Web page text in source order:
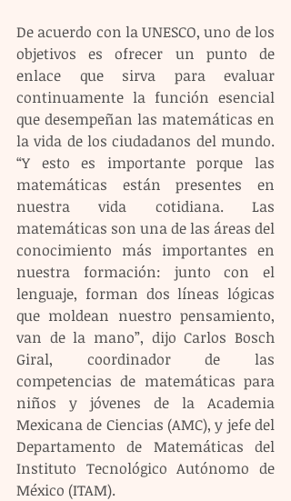
De acuerdo con la UNESCO, uno de los
objetivos es ofrecer un punto de
enlace que sirva para evaluar
continuamente la función esencial
que desempeñan las matemáticas en
la vida de los ciudadanos del mundo.
“Y esto es importante porque las
matemáticas están presentes en
nuestra vida cotidiana. Las
matemáticas son una de las áreas del
conocimiento más importantes en
nuestra formación: junto con el
lenguaje, forman dos líneas lógicas
que moldean nuestro pensamiento,
van de la mano”, dijo Carlos Bosch
Giral, coordinador de las
competencias de matemáticas para
niños y jóvenes de la Academia
Mexicana de Ciencias (AMC), y jefe del
Departamento de Matemáticas del
Instituto Tecnológico Autónomo de
México (ITAM).